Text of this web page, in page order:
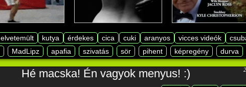
elvetemült kutya érdekes cica cuki aranyos vicces videók
MadLipz apafia szivatás sör pihent képregény durva
Hé macska! Én vagyok menyus! :)